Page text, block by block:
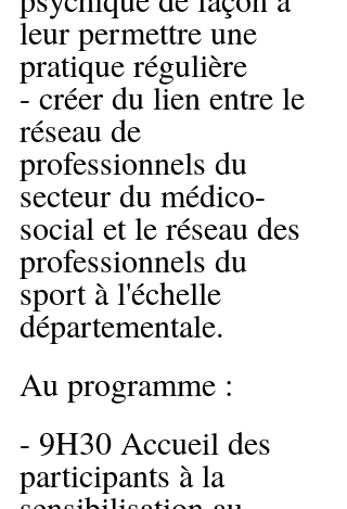
leur permettre une
pratique régulière
- créer du lien entre le
réseau de
professionnels du
secteur du médico-
social et le réseau des
professionnels du
sport à l'échelle
départementale.
Au programme :
- 9H30 Accueil des
participants à la